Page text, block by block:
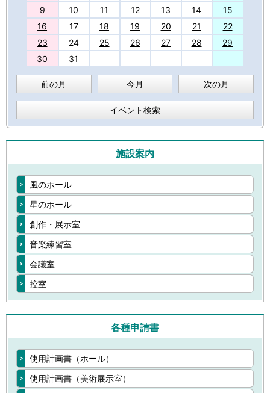
9
10 11 12 13 14
15
16
17 18 19 20 21
22
23
24 25 26 27 28
29
30
31
前の月 今月 次の月
イベント検索
施設案内
風のホール
星のホール
創作・展示室
音楽練習室
会議室
控室
各種申請書
使用計画書（ホール）
使用計画書（美術展示室）